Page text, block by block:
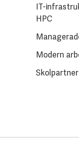
IT-
HPC
Modern
Skolpartner